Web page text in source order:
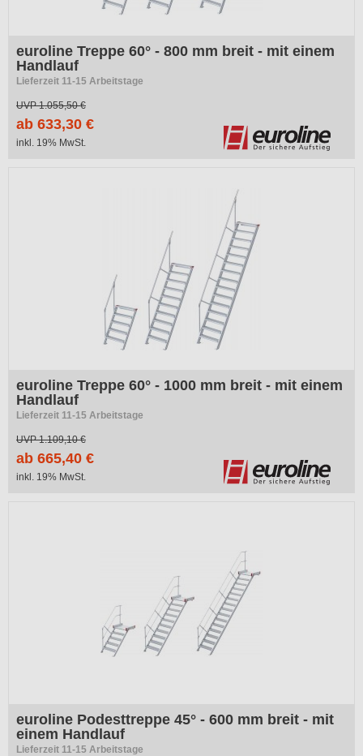
euroline Treppe 60° - 800 mm breit - mit einem
Handlauf
Lieferzeit 11-15 Arbeitstage
UVP1.055,50 €
ab 633,30 €
inkl. 19% MwSt.
euroline Treppe 60° - 1000 mm breit - mit einem
Handlauf
Lieferzeit 11-15 Arbeitstage
UVP1.109,10 €
ab 665,40 €
inkl. 19% MwSt.
euroline Podesttreppe 45° - 600 mm breit - mit
einem Handlauf
Lieferzeit 11-15 Arbeitstage